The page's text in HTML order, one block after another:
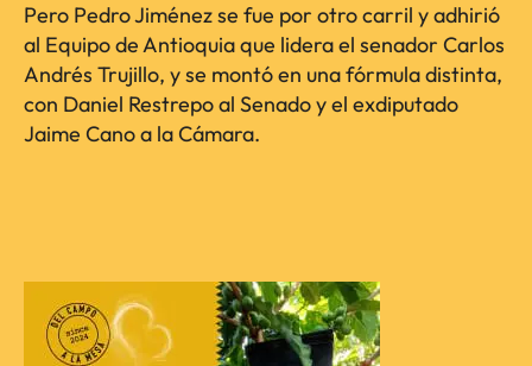
Pero Pedro Jiménez se fue por otro carril y adhirió
al Equipo de Antioquia que lidera el senador Carlos
Andrés Trujillo, y se montó en una fórmula distinta,
con Daniel Restrepo al Senado y el exdiputado
Jaime Cano a la Cámara.